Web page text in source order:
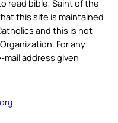
read bible, Saint of the
this site is maintained
and this is not
For any
address given